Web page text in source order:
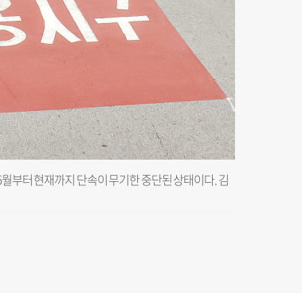
부터 현재까지 단속이 무기한 중단된 상태이다. 김